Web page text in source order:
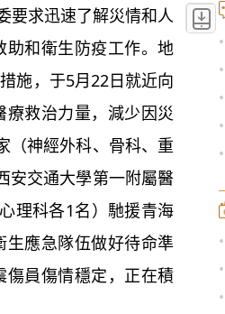
要求迅速了解災情和人
助和衛生防疫工作。地
施，于5月22日就近向
救治力量，減少因災
（神經外科、骨科、重
安交通大學第一附屬醫
理科各1名）馳援青海
生應急隊伍做好待命準
傷員傷情穩定，正在積
•
•
•
•
•
•
•
•